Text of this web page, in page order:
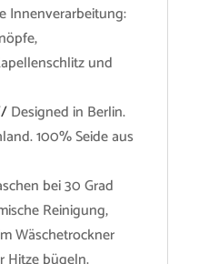
Innenverarbeitung:
und
Designed in Berlin.
100% Seide aus
bei 30 Grad
Reinigung,
Wäschetrockner